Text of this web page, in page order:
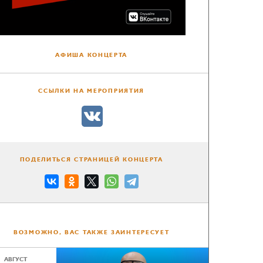
АФИША КОНЦЕРТА
ССЫЛКИ НА МЕРОПРИЯТИЯ
ПОДЕЛИТЬСЯ СТРАНИЦЕЙ КОНЦЕРТА
ВОЗМОЖНО, ВАС ТАКЖЕ ЗАИНТЕРЕСУЕТ
АВГУСТ